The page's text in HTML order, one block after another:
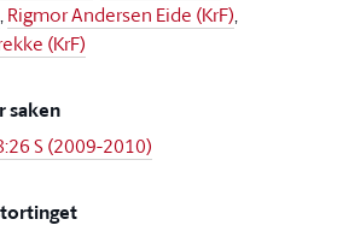
,Rigmor Andersen Eide (KrF),
(KrF)
saken
S (2009-2010)